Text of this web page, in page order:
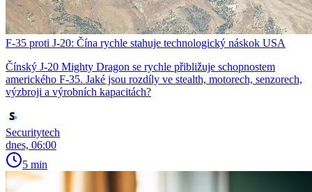
F-35 proti J-20: Čína rychle stahuje technologický náskok USA
Čínský J-20 Mighty Dragon se rychle přibližuje schopnostem
amerického F-35. Jaké jsou rozdíly ve stealth, motorech, senzorech,
výzbroji a výrobních kapacitách?
Securitytech
dnes, 06:00
5 min